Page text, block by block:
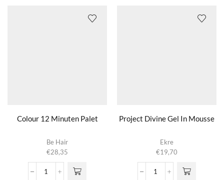
Colour 12 Minuten Palet
Be Hair
€28,35
Colour
Project Divine Gel In Mousse
Ekre
€19,70
Project